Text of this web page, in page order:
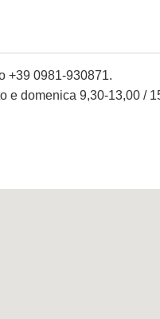
+39 0981-930871.
e domenica 9,30-13,00 /